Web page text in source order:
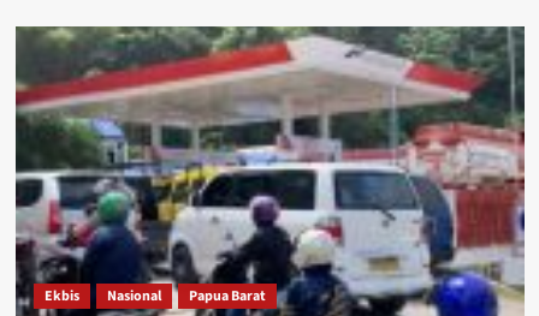
Ekbis Nasional Papua Barat